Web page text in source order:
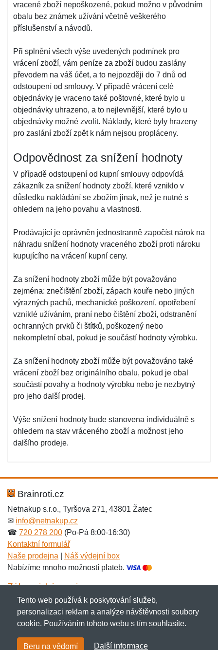
vracené zboží nepoškozené, pokud možno v původním
obalu bez známek užívání včetně veškerého
příslušenství a návodů.
Při splnění všech výše uvedených podmínek pro
vrácení zboží, vám peníze za zboží budou zaslány
převodem na váš účet, a to nejpozději do 7 dnů od
odstoupení od smlouvy. V případě vrácení celé
objednávky je vraceno také poštovné, které bylo u
objednávky uhrazeno, a to nejlevnější, které bylo u
objednávky možné zvolit. Náklady, které byly hrazeny
pro zaslání zboží zpět k nám nejsou propláceny.
Odpovědnost za snížení hodnoty
V případě odstoupení od kupní smlouvy odpovídá
zákazník za snížení hodnoty zboží, které vzniklo v
důsledku nakládání se zbožím jinak, než je nutné s
ohledem na jeho povahu a vlastnosti.
Prodávající je oprávněn jednostranně započíst nárok na
náhradu snížení hodnoty vraceného zboží proti nároku
kupujícího na vrácení kupní ceny.
Za snížení hodnoty zboží může být považováno
zejména: znečištění zboží, zápach kouře nebo jiných
výrazných pachů, mechanické poškození, opotřebení
vzniklé užíváním, praní nebo čištění zboží, odstranění
ochranných prvků či štítků, poškozený nebo
nekompletní obal, pokud je součástí hodnoty výrobku.
Za snížení hodnoty zboží může být považováno také
vrácení zboží bez originálního obalu, pokud je obal
součástí povahy a hodnoty výrobku nebo je nezbytný
pro jeho další prodej.
Výše snížení hodnoty bude stanovena individuálně s
ohledem na stav vráceného zboží a možnost jeho
dalšího prodeje.
Brainroti.cz
Netnakup s.r.o., Tyršova 271, 43801 Žatec
✉ info@netnakup.cz
☎ 720 278 200 (Po-Pá 8:00-16:30)
Kontaktní formulář
Naše prodejna
Náš výdejní box
Nabízíme mnoho možností plateb.
Zákaznický servis
Novinky emailem
Copyright © 2007-2026 (19 let s vámi)Netnakup.cz
Tento web používá k poskytování služeb,
personalizaci reklam a analýze návštěvnosti soubory
cookie. Používáním tohoto webu s tím souhlasíte.
Beru na vědomí Další informace